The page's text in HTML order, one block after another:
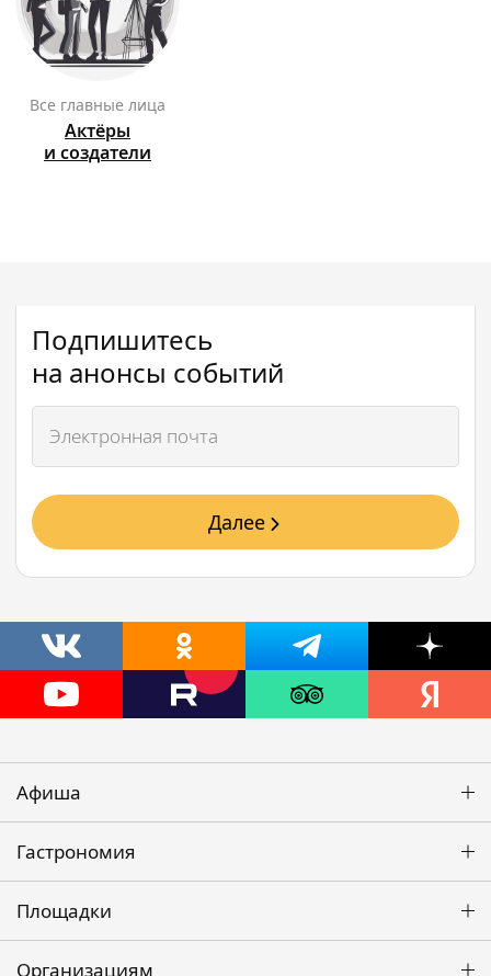
Все главные лица
Актёры
и создатели
Подпишитесь
на анонсы событий
Далее
Афиша
Гастрономия
Площадки
Организациям